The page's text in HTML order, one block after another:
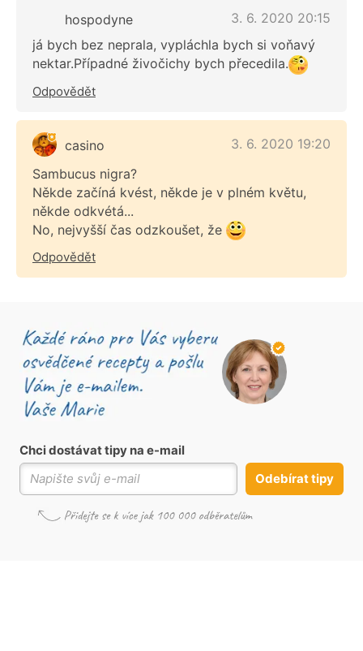
hospodyne
3. 6. 2020 20:15
já bych bez neprala, vypláchla bych si voňavý
nektar.Případné živočichy bych přecedila.
Odpovědět
casino
3. 6. 2020 19:20
Sambucus nigra?
Někde začíná kvést, někde je v plném květu,
někde odkvétá...
No, nejvyšší čas odzkoušet, že
Odpovědět
Chci dostávat tipy na e-mail
Odebírat tipy